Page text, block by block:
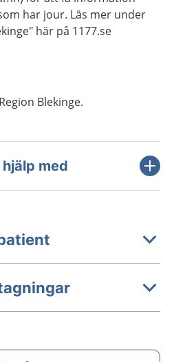
har jour. Läs mer under
här på 1177.se
Blekinge.
med